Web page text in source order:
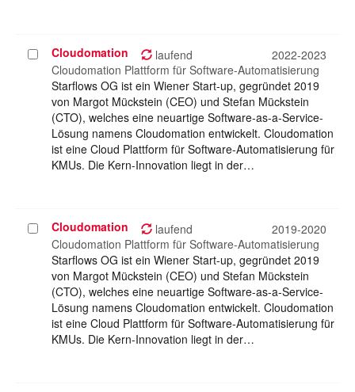
Projekt
auswählen
Cloudomation laufend
2022-2023
Cloudomation Plattform für Software-Automatisierung
Starflows OG ist ein Wiener Start-up, gegründet 2019
von Margot Mückstein (CEO) und Stefan Mückstein
(CTO), welches eine neuartige Software-as-a-Service-
Lösung namens Cloudomation entwickelt. Cloudomation
ist eine Cloud Plattform für Software-Automatisierung für
KMUs. Die Kern-Innovation liegt in der…
Projekt
auswählen
Cloudomation laufend
2019-2020
Cloudomation Plattform für Software-Automatisierung
Starflows OG ist ein Wiener Start-up, gegründet 2019
von Margot Mückstein (CEO) und Stefan Mückstein
(CTO), welches eine neuartige Software-as-a-Service-
Lösung namens Cloudomation entwickelt. Cloudomation
ist eine Cloud Plattform für Software-Automatisierung für
KMUs. Die Kern-Innovation liegt in der…